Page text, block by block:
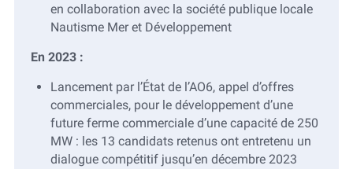
en collaboration avec la société publique locale
Nautisme Mer et Développement
En 2023 :
Lancement par l’État de l’AO6, appel d’offres
commerciales, pour le développement d’une
future ferme commerciale d’une capacité de 250
MW : les 13 candidats retenus ont entretenu un
dialogue compétitif jusqu’en décembre 2023